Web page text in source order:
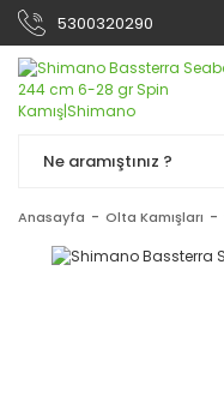
5300320290
Anasayfa Olta Kamışları